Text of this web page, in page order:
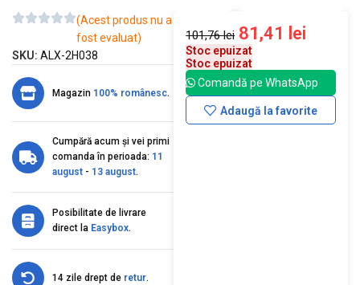
(Acest produs nu a
fost evaluat)
SKU: ALX-2H038
Magazin 100% românesc.
Cumpără acum și vei primi
comanda în perioada: 11
august - 13 august.
Posibilitate de livrare
direct la Easybox.
14 zile drept de retur.
101,76lei 81,41 lei
Stoc epuizat
Stoc epuizat
Comandă pe WhatsApp
Adaugă la favorite